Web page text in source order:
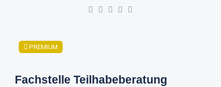
PREMIUM
Fachstelle Teilhabeberatung